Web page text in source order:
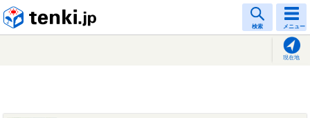
検索 メニュー
現在地